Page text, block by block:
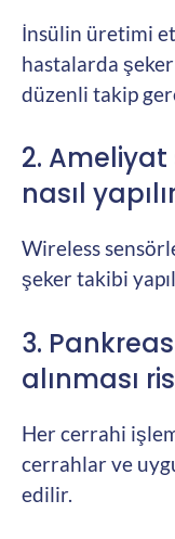
İnsülin üretimi
hastalarda
düzenli takip
2. Ameliyat
nasıl
Wireless
şeker takibi
3.
alınması
Her cerrahi
cerrahlar ve
edilir.